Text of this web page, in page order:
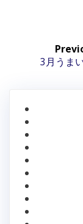
ビ
ゲ
ー
シ
ョ
ン
Previous
3月うま